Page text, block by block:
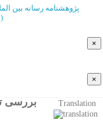
پژوهشنامه رسانه بین
)
×
×
بررسی
Translation